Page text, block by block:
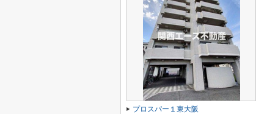
プロスパー１東大阪